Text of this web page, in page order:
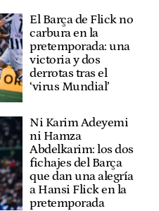
El Barça de Flick no
carbura en la
pretemporada: una
victoria y dos
derrotas tras el
‘virus Mundial’
Ni Karim Adeyemi
ni Hamza
Abdelkarim: los dos
fichajes del Barça
que dan una alegría
a Hansi Flick en la
pretemporada